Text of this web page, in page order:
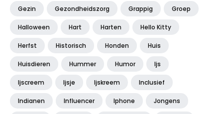
Gezin Gezondheidszorg Grappig Groep
Halloween Hart Harten Hello Kitty
Herfst Historisch Honden Huis
Huisdieren Hummer Humor Ijs
Ijscreem Ijsje Ijskreem Inclusief
Indianen Influencer Iphone Jongens